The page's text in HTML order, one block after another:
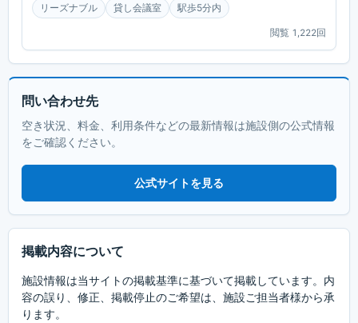
リーズナブル 貸し会議室 駅歩5分内
閲覧 1,222回
問い合わせ先
空き状況、料金、利用条件などの最新情報は施設側の公式情報
をご確認ください。
公式サイトを見る
掲載内容について
施設情報は当サイトの掲載基準に基づいて掲載しています。内
容の誤り、修正、掲載停止のご希望は、施設ご担当者様から承
ります。